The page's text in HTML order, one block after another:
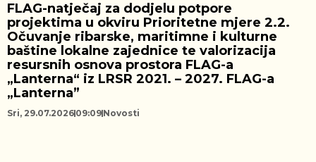
FLAG-natječaj za dodjelu potpore
projektima u okviru Prioritetne mjere 2.2.
Očuvanje ribarske, maritimne i kulturne
baštine lokalne zajednice te valorizacija
resursnih osnova prostora FLAG-a
„Lanterna“ iz LRSR 2021. – 2027. FLAG-a
„Lanterna”
Sri, 29.07.2026 09:09 Novosti